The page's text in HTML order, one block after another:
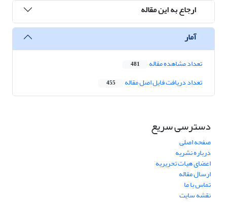
ارجاع به این مقاله
آمار
تعداد مشاهده مقاله 481
تعداد دریافت فایل اصل مقاله 455
دسترسی سریع
صفحه اصلی
درباره نشریه
اعضای هیات تحریریه
ارسال مقاله
تماس با ما
نقشه سایت